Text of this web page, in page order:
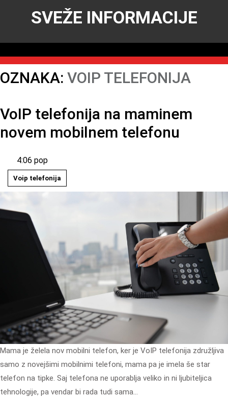
SVEŽE INFORMACIJE
OZNAKA: VOIP TELEFONIJA
VoIP telefonija na maminem
novem mobilnem telefonu
4:06 pop
Voip telefonija
Mama je želela nov mobilni telefon, ker je VoIP telefonija združljiva
samo z novejšimi mobilnimi telefoni, mama pa je imela še star
telefon na tipke. Saj telefona ne uporablja veliko in ni ljubiteljica
tehnologije, pa vendar bi rada tudi sama…